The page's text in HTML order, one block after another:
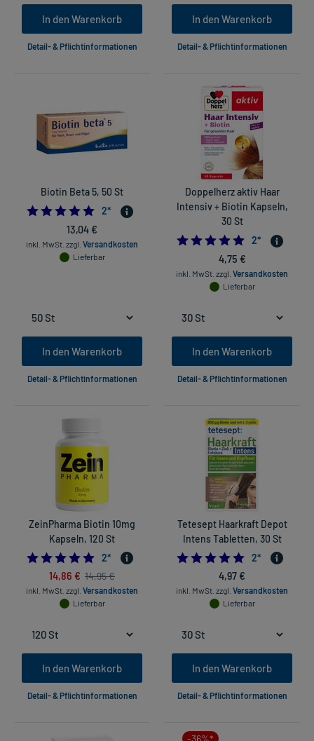
In den Warenkorb
Detail- & Pflichtinformationen
In den Warenkorb
Detail- & Pflichtinformationen
Biotin Beta 5, 50 St
5.0
2*
13,04 €
inkl. MwSt. zzgl. Versandkosten
Lieferbar
In den Warenkorb
Detail- & Pflichtinformationen
Doppelherz aktiv Haar
Intensiv + Biotin Kapseln,
30 St
5.0
2*
4,75 €
inkl. MwSt. zzgl. Versandkosten
Lieferbar
In den Warenkorb
Detail- & Pflichtinformationen
ZeinPharma Biotin 10mg
Kapseln, 120 St
5.0
2*
14,86 € 14,95 €
inkl. MwSt. zzgl. Versandkosten
Lieferbar
In den Warenkorb
Detail- & Pflichtinformationen
Tetesept Haarkraft Depot
Intens Tabletten, 30 St
5.0
2*
4,97 €
inkl. MwSt. zzgl. Versandkosten
Lieferbar
In den Warenkorb
Detail- & Pflichtinformationen